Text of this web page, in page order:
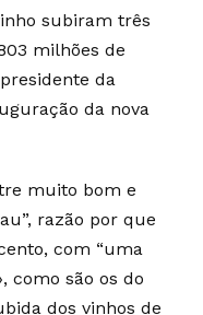
subiram três
milhões de
da
da nova
muito bom e
razão por que
com “uma
como são os do
dos vinhos de